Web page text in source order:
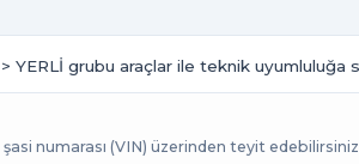
YERLİ grubu araçlar ile teknik uyumluluğa
şasi numarası (VIN) üzerinden teyit